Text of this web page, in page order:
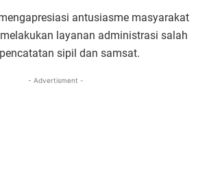
antusiasme masyarakat
layanan administrasi salah
sipil dan samsat.
- Advertisment -